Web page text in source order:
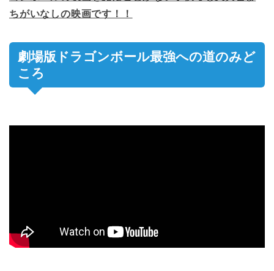
ちがいなしの映画です！！
劇場版ドラゴンボール最強への道のみど
ころ